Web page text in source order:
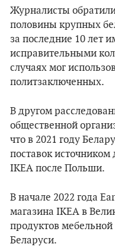
Журналисты
половины крупных
за последние 10 лет
исправительными
случаях мог
политзаключенных.
В другом
общественной
что в 2021 году
поставок
IKEA после Польши.
В начале 2022 года
магазина IKEA в
продуктов мебельной
Беларуси.